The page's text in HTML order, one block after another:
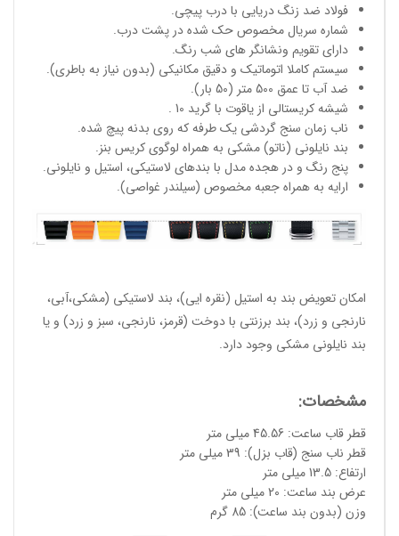
فولاد ضد زنگ دریایی با درب پیچی.
شماره سریال مخصوص حک شده در پشت درب.
دارای تقویم ونشانگر های شب رنگ.
سیستم کاملا اتوماتیک و دقیق مکانیکی (بدون نیاز به باطری).
ضد آب تا عمق 500 متر (50 بار).
شیشه کریستالی از یاقوت با گرید 10 .
ناب زمان سنج گردشی یک طرفه که روی بدنه پیچ شده.
بند نایلونی (ناتو) مشکی به همراه لوگوی کریس بنز.
پنج رنگ و در هجده مدل با بندهای لاستیکی، استیل و نایلونی.
ارایه به همراه جعبه مخصوص (سیلندر غواصی).
امکان تعویض بند به استیل (نقره ایی)، بند لاستیکی (مشکی،آبی،
نارنجی و زرد)، بند برزنتی با دوخت (قرمز، نارنجی، سبز و زرد) و یا
بند نایلونی مشکی وجود دارد.
مشخصات:
قطر قاب ساعت: 45.56 میلی متر
قطر ناب سنج (قاب بزل): 39 میلی متر
ارتفاع: 13.5 میلی متر
عرض بند ساعت: 20 میلی متر
وزن (بدون بند ساعت): 85 گرم